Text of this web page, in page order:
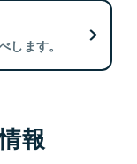
します。
報